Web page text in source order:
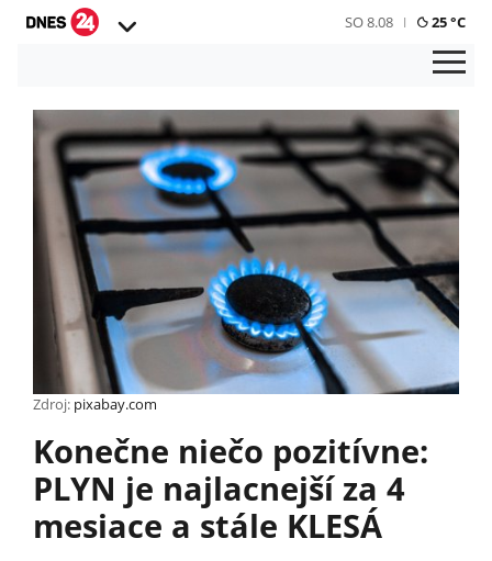
SO 8.08 25 °C
Zdroj: pixabay.com
Konečne niečo pozitívne:
PLYN je najlacnejší za 4
mesiace a stále KLESÁ